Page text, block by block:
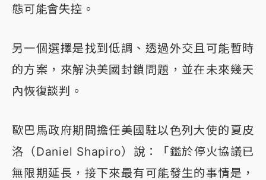
態可能會失控。
另一個選擇是找到低調、透過外交且可能暫時
的方案，來解決美國封鎖問題，並在未來幾天
內恢復談判。
歐巴馬政府期間擔任美國駐以色列大使的夏皮
洛（Daniel Shapiro）說：「鑑於停火協議已
無限期延長，接下來最有可能發生的事情是，